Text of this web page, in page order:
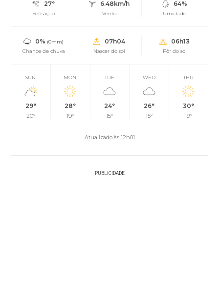
27°
Sensação
6.48km/h
Vento
64%
Umidade
0% (0mm)
Chance de chuva
07h04
Nascer do sol
06h13
Pôr do sol
SUN
29°
20°
MON
28°
19°
TUE
24°
15°
WED
26°
15°
THU
30°
19°
Atualizado às 12h01
PUBLICIDADE